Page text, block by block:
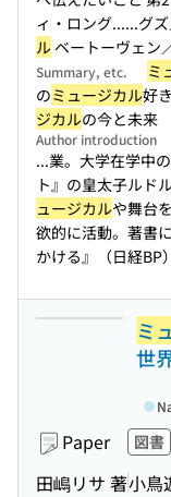
ィ・ロング......グ
ル ベートーヴェ
Summary, etc. ミ
のミュージカル好
ジカルの今と未来
Author introduction
...業。大学在学中の
ト』の皇太子ルド
ュージカルや舞台
欲的に活動。著書
かける』（日経BP）
ミ
世
Paper 図書
田嶋リサ 著小鳥